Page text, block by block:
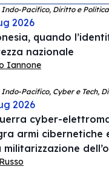
Indo-Pacifico, Diritto e
2026
quando
nazionale
Iannone
Indo-Pacifico, Cyber e Tech,
2026
cyber-
armi
militarizzazione